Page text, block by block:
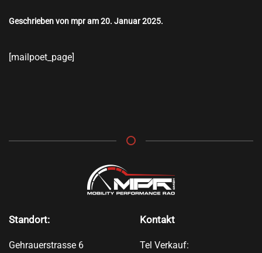
Geschrieben von mpram20. Januar 2025.
[mailpoet_page]
Standort:
Gehrauerstrasse 6
Kontakt
Tel Verkauf: